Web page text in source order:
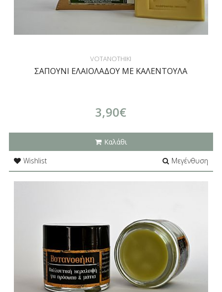
VOTANOTHIKI
ΣΑΠΟΥΝΙ ΕΛΑΙΟΛΑΔΟΥ ΜΕ ΚΑΛΕΝΤΟΥΛΑ
3,90€
Καλάθι
Wishlist
Μεγένθυση